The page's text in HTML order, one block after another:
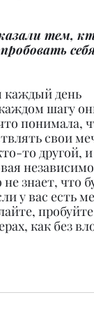
тем,
каждый день
шагу
понимала,
свои
то другой,
знает, что
у вас есть
как без